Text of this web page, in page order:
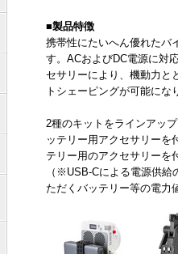
■製品特徴
携帯性にたいへん優れたバ
す。 ACおよびDC電源に対
セサリーにより、機動力と
トシェーピングが可能にな
2種のキットをラインアッ
ッテリー用アクセサリーを
テリー用のアクセサリーを
（※ USB-Cによる電源供給
ただくバッテリー等の電力